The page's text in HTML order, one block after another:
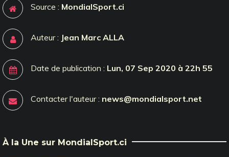
Source : MondialSport.ci
Auteur : Jean Marc ALLA
Date de publication : Lun, 07 Sep 2020 à 22h 55
Contacter l'auteur : news@mondialsport.net
À la Une sur MondialSport.ci